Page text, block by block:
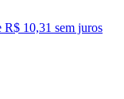
R$ 10,31 sem juros